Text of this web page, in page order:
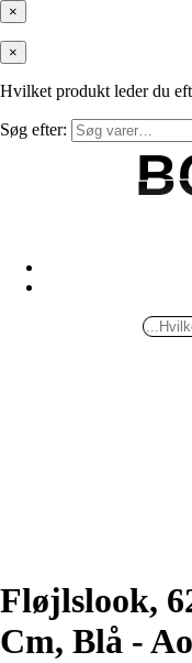
×
×
Hvilket produkt leder du
Søg efter:
Fløjlslook,
Cm, Blå -